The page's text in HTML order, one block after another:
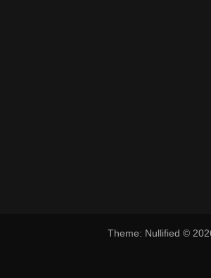
Theme: Nullified ©